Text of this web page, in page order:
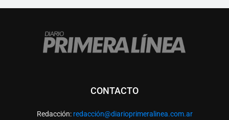
CONTACTO
Redacción: redacción@diarioprimeralinea.com.ar